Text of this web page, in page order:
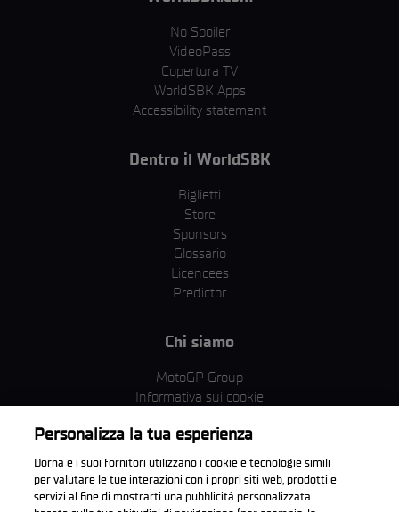
No Spoiler
VideoPass
Copertura TV
WorldSBK Apps
Accessibility statement
Dentro il WorldSBK
Biglietti
Store
Sponsors
Glossario
Licencees
Predictor
Chi siamo
MotoGP Group
Informativa sui cookie
Corporate & ESG
Condizioni della Privacy
Condizioni di acquisto
Personalizza la tua esperienza
Dorna e i suoi fornitori utilizzano i cookie e tecnologie simili
per valutare le tue interazioni con i propri siti web, prodotti e
servizi al fine di mostrarti una pubblicità personalizzata